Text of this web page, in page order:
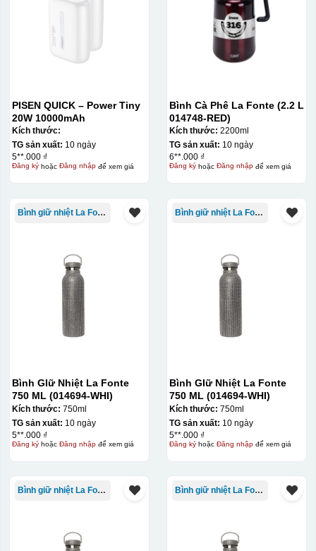
PISEN QUICK – Power Tiny
20W 10000mAh
Kích thước:
TG sản xuất: 10 ngày
5**.000 ₫
Đăng kýhoặc Đăng nhậpđể xem giá
Bình Cà Phê La Fonte (2.2 L
014748-RED)
Kích thước: 2200ml
TG sản xuất: 10 ngày
6**.000 ₫
Đăng kýhoặc Đăng nhậpđể xem giá
Bình giữ nhiệt La Fonte
Bình GIữ Nhiệt La Fonte
750 ML (014694-WHI)
Kích thước: 750ml
TG sản xuất: 10 ngày
5**.000 ₫
Đăng kýhoặc Đăng nhậpđể xem giá
Bình giữ nhiệt La Fonte
Bình GIữ Nhiệt La Fonte
750 ML (014694-WHI)
Kích thước: 750ml
TG sản xuất: 10 ngày
5**.000 ₫
Đăng kýhoặc Đăng nhậpđể xem giá
Bình giữ nhiệt La Fonte Bình giữ nhiệt La Fonte